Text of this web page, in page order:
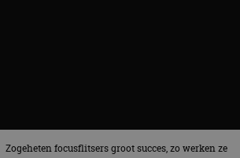
Zogeheten focusflitsers groot succes, zo werken ze